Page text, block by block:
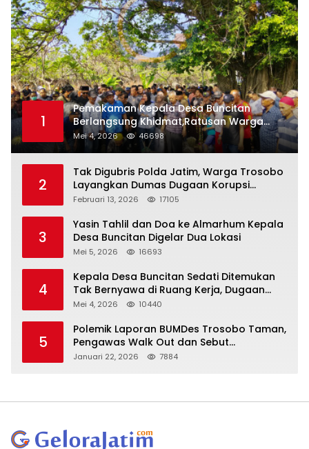
1
Pemakaman Kepala Desa Buncitan
Berlangsung Khidmat,Ratusan Warga
Larut Dalam Duka Yang Mendalam
Mei 4, 2026 46698
2
Tak Digubris Polda Jatim, Warga Trosobo
Layangkan Dumas Dugaan Korupsi
Oknum DPRD Sidoarjo ke Kapolri
Februari 13, 2026 17105
3
Yasin Tahlil dan Doa ke Almarhum Kepala
Desa Buncitan Digelar Dua Lokasi
Mei 5, 2026 16693
4
Kepala Desa Buncitan Sedati Ditemukan
Tak Bernyawa di Ruang Kerja, Dugaan
Bunuh Diri Menguat
Mei 4, 2026 10440
5
Polemik Laporan BUMDes Trosobo Taman,
Pengawas Walk Out dan Sebut
Kejanggalan
Januari 22, 2026 7884